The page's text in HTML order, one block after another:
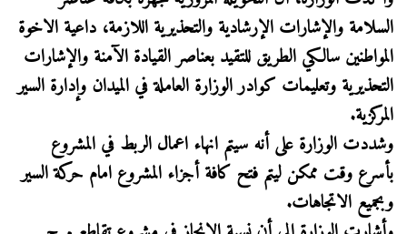
السلامة والإشارات الإرشادية والتحذيرية اللازمة، داعية الاخوة
المواطنين سالكي الطريق للتقيد بعناصر القيادة الآمنة والإشارات
التحذيرية وتعليمات كوادر الوزارة العاملة في الميدان وإدارة السير
المركزية.
وشددت الوزارة على أنه سيتم انهاء اعمال الربط في المشروع
بأسرع وقت ممكن ليتم فتح كافة أجزاء المشروع امام حركة السير
وبجميع الاتجاهات.